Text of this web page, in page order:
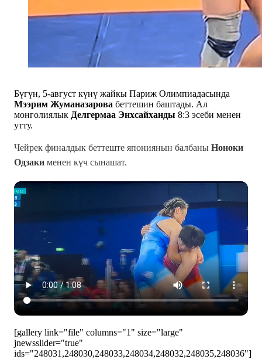
Бүгүн, 5-август күнү жайкы Париж Олимпиадасында
Мээрим Жуманазарова беттешин баштады. Ал
монголиялык Делгермаа Энхсайханды 8:3 эсеби менен
утту.
Чейрек финалдык беттеште япониянын балбаны Ноноки
Одзаки менен күч сынашат.
[gallery link="file" columns="1" size="large"
jnewsslider="true"
ids="248031,248030,248033,248034,248032,248035,248036"]